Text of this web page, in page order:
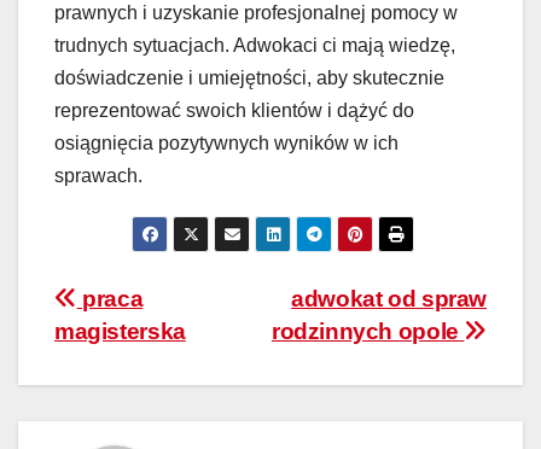
prawnych i uzyskanie profesjonalnej pomocy w
trudnych sytuacjach. Adwokaci ci mają wiedzę,
doświadczenie i umiejętności, aby skutecznie
reprezentować swoich klientów i dążyć do
osiągnięcia pozytywnych wyników w ich
sprawach.
Nawigacja
wpisu
adwokat od spraw
rodzinnych opole
praca
magisterska